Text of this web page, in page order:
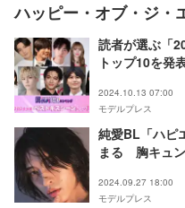
ハッピー・オブ・ジ・
読者が選ぶ「
トップ10を発
2024.10.13 07:00
モデルプレス
純愛BL「ハピ
まる 胸キュ
2024.09.27 18:00
モデルプレス